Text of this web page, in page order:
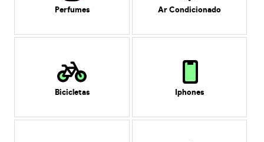
Perfumes Ar Condicionado
Bicicletas Iphones